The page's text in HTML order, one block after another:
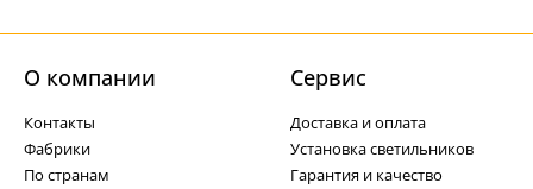
О компании
Контакты
Фабрики
По странам
Cервис
Доставка и оплата
Установка светильников
Гарантия и качество